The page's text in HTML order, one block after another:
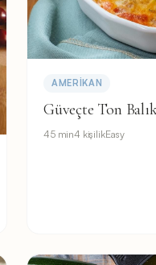
AMERIKAN
Güveçte Ton
45 min4 kişilikEasy